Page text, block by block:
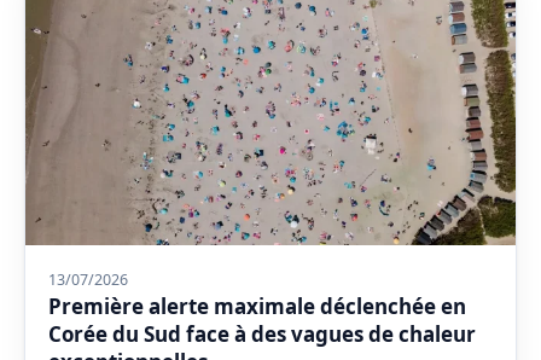
13/07/2026
Première alerte maximale déclenchée en
Corée du Sud face à des vagues de chaleur